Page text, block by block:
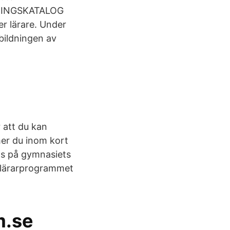
lärare. Under
av
att du kan
du inom kort
på gymnasiets